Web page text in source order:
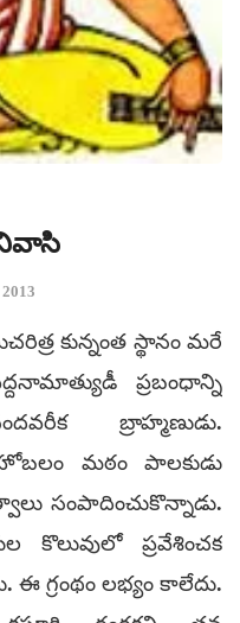
నివాసి
కున్నంత స్థానం మరే
ప్రబంధాన్ని
బ్రాహ్మణుడు.
మఠం పాలకుడు
సంపాదించుకొన్నాడు.
కొలువులో ప్రవేశించక
గ్రంథం లభ్యం కాలేదు.